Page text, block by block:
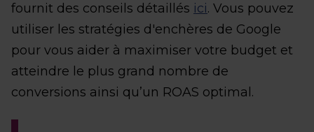
fournit des conseils détaillés ici. Vous pouvez
utiliser les stratégies d'enchères de Google
pour vous aider à maximiser votre budget et
atteindre le plus grand nombre de
conversions ainsi qu’un ROAS optimal.